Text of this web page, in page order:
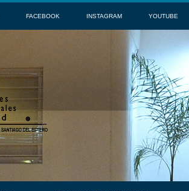
FACEBOOK INSTAGRAM YOUTUBE